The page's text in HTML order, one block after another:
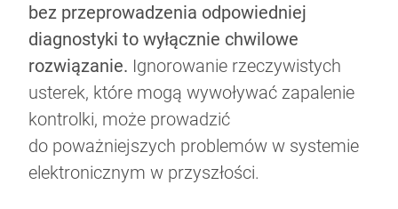
bez przeprowadzenia odpowiedniej
diagnostyki to wyłącznie chwilowe
rozwiązanie. Ignorowanie rzeczywistych
usterek, które mogą wywoływać zapalenie
kontrolki, może prowadzić
do poważniejszych problemów w systemie
elektronicznym w przyszłości.